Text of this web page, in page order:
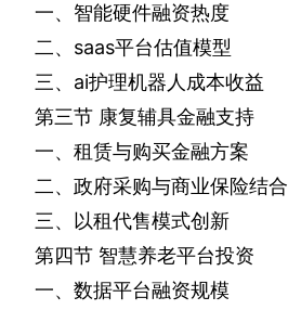
一、智能硬件融资热度
二、 saas平台估值模型
三、 ai护理机器人成本收益
第三节 康复辅具金融支持
一、租赁与购买金融方案
二、政府采购与商业保险结合
三、以租代售模式创新
第四节 智慧养老平台投资
一、数据平台融资规模